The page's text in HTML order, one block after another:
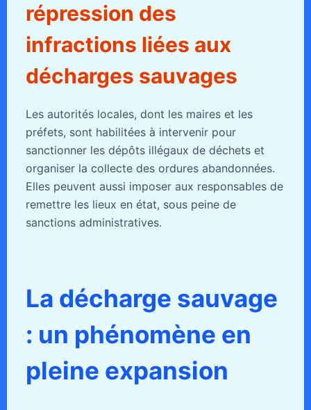
répression des
infractions liées aux
décharges sauvages
Les autorités locales, dont les maires et les
préfets, sont habilitées à intervenir pour
sanctionner les dépôts illégaux de déchets et
organiser la collecte des ordures abandonnées.
Elles peuvent aussi imposer aux responsables de
remettre les lieux en état, sous peine de
sanctions administratives.
La décharge sauvage
: un phénomène en
pleine expansion